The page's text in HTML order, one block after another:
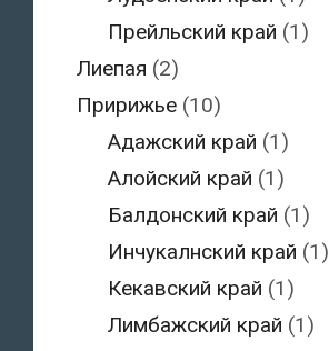
Прейльский край (1)
Лиепая (2)
Пририжье(10)
Адажский край (1)
Алойский край (1)
Балдонский край (1)
Инчукалнский край (1)
Кекавский край (1)
Лимбажский край (1)